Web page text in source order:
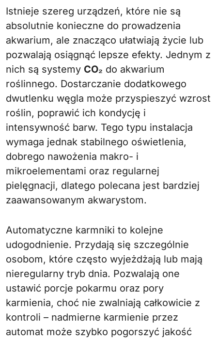
Istnieje szereg urządzeń, które nie są
absolutnie konieczne do prowadzenia
akwarium, ale znacząco ułatwiają życie lub
pozwalają osiągnąć lepsze efekty. Jednym z
nich są systemy CO₂ do akwarium
roślinnego. Dostarczanie dodatkowego
dwutlenku węgla może przyspieszyć wzrost
roślin, poprawić ich kondycję i
intensywność barw. Tego typu instalacja
wymaga jednak stabilnego oświetlenia,
dobrego nawożenia makro- i
mikroelementami oraz regularnej
pielęgnacji, dlatego polecana jest bardziej
zaawansowanym akwarystom.
Automatyczne karmniki to kolejne
udogodnienie. Przydają się szczególnie
osobom, które często wyjeżdżają lub mają
nieregularny tryb dnia. Pozwalają one
ustawić porcje pokarmu oraz pory
karmienia, choć nie zwalniają całkowicie z
kontroli – nadmierne karmienie przez
automat może szybko pogorszyć jakość